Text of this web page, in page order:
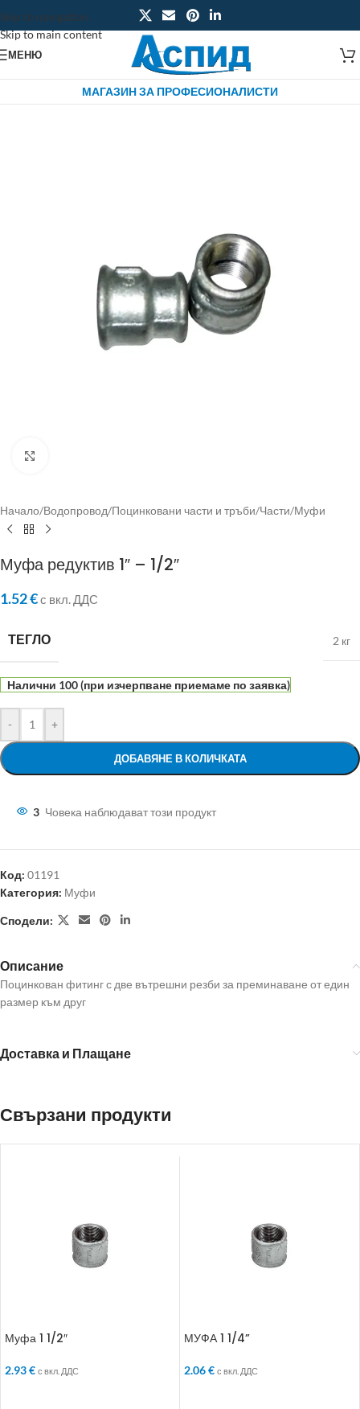
Skip to navigation
Skip to main content
МЕНЮ
МАГАЗИН ЗА ПРОФЕСИОНАЛИСТИ
Начало/Водопровод/Поцинковани части и тръби/Части/Муфи
Муфа редуктив 1″ – 1/2″
1.52€с вкл. ДДС
ТЕГЛО 2 кг
Налични 100 (при изчерпване приемаме по заявка)
- +
ДОБАВЯНЕ В КОЛИЧКАТА
3 Човека наблюдават този продукт
Код: 01191
Категория: Муфи
Сподели:
Описание
Поцинкован фитинг с две вътрешни резби за преминаване от един
размер към друг
Доставка и Плащане
Свързани продукти
Муфа 1 1/2″
2.93€ с вкл. ДДС
МУФА 1 1/4”
2.06€ с вкл. ДДС